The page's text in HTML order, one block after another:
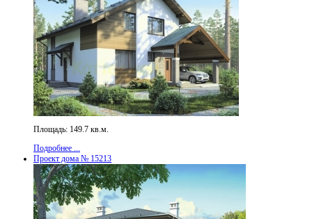
Площадь: 149.7 кв.м.
Подробнее ...
Проект дома № 15213